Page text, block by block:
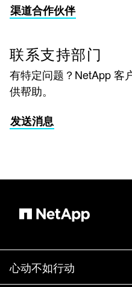
渠道合作伙伴
联系支持部门
有特定问题？NetApp 客
供帮助。
发送消息
心动不如行动